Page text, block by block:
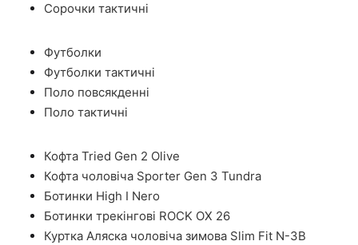
Сорочки тактичні
Футболки
Футболки тактичні
Поло повсякденні
Поло тактичні
Кофта Tried Gen 2 Olive
Кофта чоловіча Sporter Gen 3 Tundra
Ботинки High I Nero
Ботинки трекінгові ROCK OX 26
Куртка Аляска чоловіча зимова Slim Fit N-3B